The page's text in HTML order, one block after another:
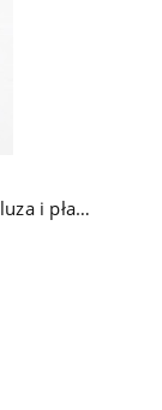
Lara & London – zestaw dla charta bluza i płaszczyk z futerkiem w kolorze popielatym i grafitowym